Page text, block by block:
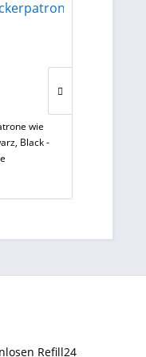
wie
Black -
Refill24